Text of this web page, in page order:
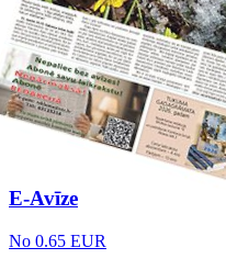
E-Avīze
No 0.65 EUR